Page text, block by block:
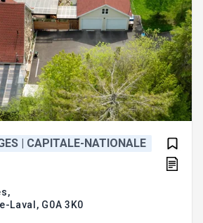
| CAPITALE-NATIONALE
Laval, G0A 3K0